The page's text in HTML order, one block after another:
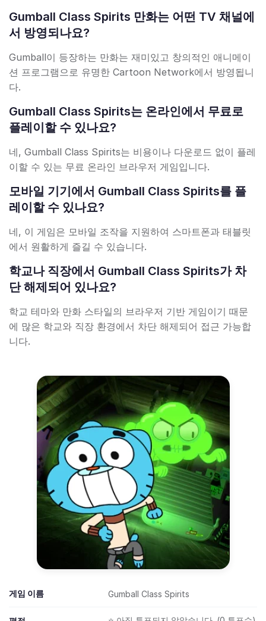
Gumball Class Spirits 만화는 어떤 TV 채널에
서 방영되나요?
Gumball이 등장하는 만화는 재미있고 창의적인 애니메이
션 프로그램으로 유명한 Cartoon Network에서 방영됩니
다.
Gumball Class Spirits는 온라인에서 무료로
플레이할 수 있나요?
네, Gumball Class Spirits는 비용이나 다운로드 없이 플레
이할 수 있는 무료 온라인 브라우저 게임입니다.
모바일 기기에서 Gumball Class Spirits를 플
레이할 수 있나요?
네, 이 게임은 모바일 조작을 지원하여 스마트폰과 태블릿
에서 원활하게 즐길 수 있습니다.
학교나 직장에서 Gumball Class Spirits가 차
단 해제되어 있나요?
학교 테마와 만화 스타일의 브라우저 기반 게임이기 때문
에 많은 학교와 직장 환경에서 차단 해제되어 접근 가능합
니다.
게임 이름 Gumball Class Spirits